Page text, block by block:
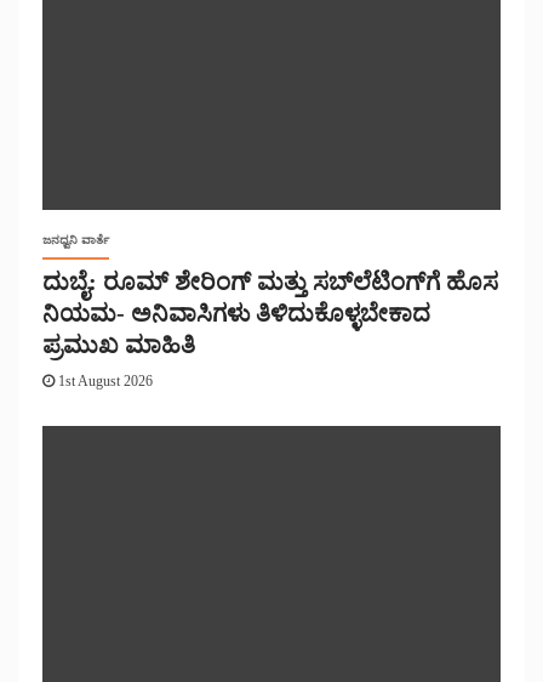
ಜನಧ್ವನಿ ವಾರ್ತೆ
ದುಬೈ: ರೂಮ್ ಶೇರಿಂಗ್ ಮತ್ತು ಸಬ್‌ಲೆಟಿಂಗ್‌ಗೆ ಹೊಸ
ನಿಯಮ- ಅನಿವಾಸಿಗಳು ತಿಳಿದುಕೊಳ್ಳಬೇಕಾದ
ಪ್ರಮುಖ ಮಾಹಿತಿ
1st August 2026